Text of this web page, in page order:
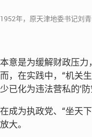
1952年，原天津地委书记刘
本意是为缓解财政压
而，在实践中，“机关
少已化为违法营私的‘防
在成为执政党、“坐天
放大。